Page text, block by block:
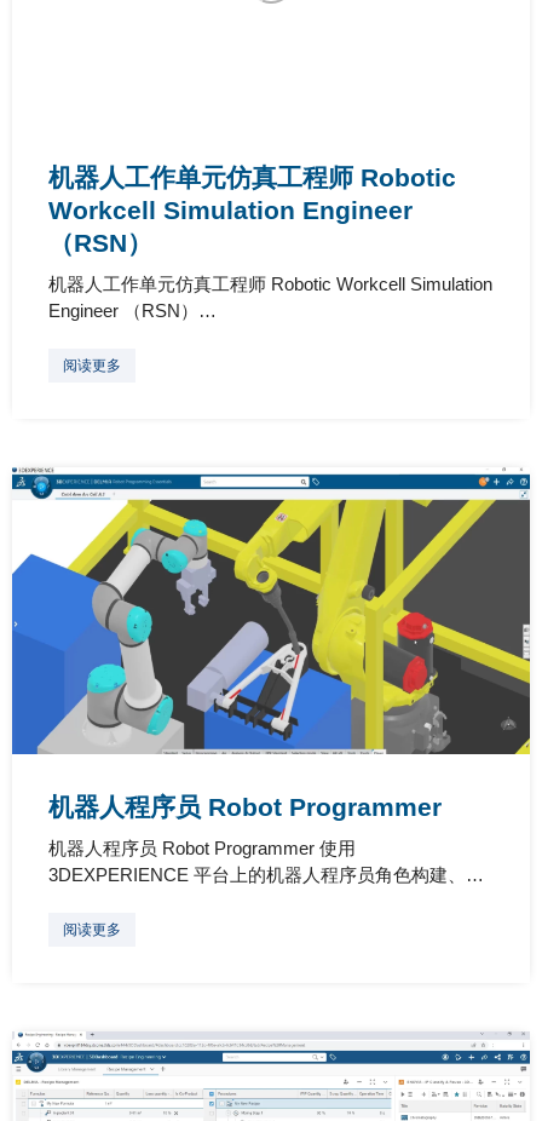
机器人工作单元仿真工程师 Robotic
Workcell Simulation Engineer
（RSN）
机器人工作单元仿真工程师 Robotic Workcell Simulation
Engineer （RSN）…
阅读更多
机器人程序员 Robot Programmer
机器人程序员 Robot Programmer 使用
3DEXPERIENCE 平台上的机器人程序员角色构建、…
阅读更多